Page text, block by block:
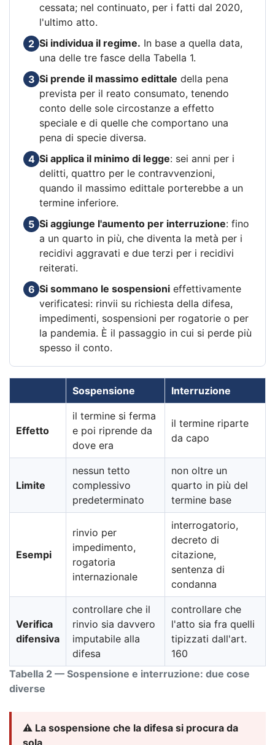
cessata; nel continuato, per i fatti dal 2020,
l'ultimo atto.
2 Si individua il regime. In base a quella data,
una delle tre fasce della Tabella 1.
3 Si prende il massimo edittale della pena
prevista per il reato consumato, tenendo
conto delle sole circostanze a effetto
speciale e di quelle che comportano una
pena di specie diversa.
4 Si applica il minimo di legge: sei anni per i
delitti, quattro per le contravvenzioni,
quando il massimo edittale porterebbe a un
termine inferiore.
5 Si aggiunge l'aumento per interruzione: fino
a un quarto in più, che diventa la metà per i
recidivi aggravati e due terzi per i recidivi
reiterati.
6 Si sommano le sospensioni effettivamente
verificatesi: rinvii su richiesta della difesa,
impedimenti, sospensioni per rogatorie o per
la pandemia. È il passaggio in cui si perde più
spesso il conto.
Tabella 2 — Sospensione e interruzione: due cose
diverse
Sospensione Interruzione
Effetto
il termine si ferma
e poi riprende da
dove era
il termine riparte
da capo
Limite
nessun tetto
complessivo
predeterminato
non oltre un
quarto in più del
termine base
Esempi
rinvio per
impedimento,
rogatoria
internazionale
interrogatorio,
decreto di
citazione,
sentenza di
condanna
Verifica
difensiva
controllare che il
rinvio sia davvero
imputabile alla
difesa
controllare che
l'atto sia fra quelli
tipizzati dall'art.
160
⚠️ La sospensione che la difesa si procura da
sola